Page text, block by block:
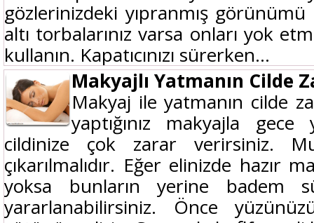
gözlerinizdeki yıpranmış
altı torbalarınız varsa onları yok
kullanın. Kapatıcınızı sürerken...
Makyajlı Yatmanın Cilde
Makyaj ile yatmanın cilde
yaptığınız makyajla
cildinize çok zarar verirsiniz.
çıkarılmalıdır. Eğer elinizde hazır
yoksa bunların yerine badem
yararlanabilirsiniz. Önce